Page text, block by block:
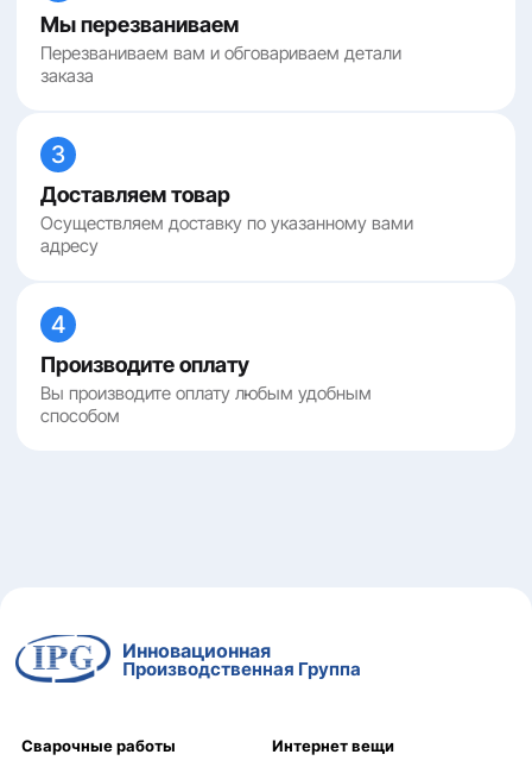
Мы перезваниваем
Перезваниваем вам и обговариваем детали
заказа
3
Доставляем товар
Осуществляем доставку по указанному вами
адресу
4
Производите оплату
Вы производите оплату любым удобным
способом
Инновационная
Производственная Группа
Сварочные работы Интернет вещи